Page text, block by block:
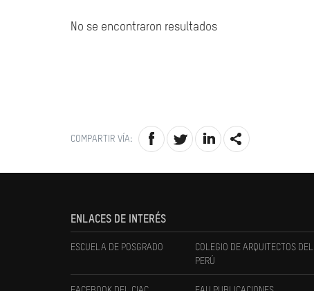
No se encontraron resultados
COMPARTIR VÍA:
ENLACES DE INTERÉS
ESCUELA DE POSGRADO
COLEGIO DE ARQUITECTOS DEL
PERÚ